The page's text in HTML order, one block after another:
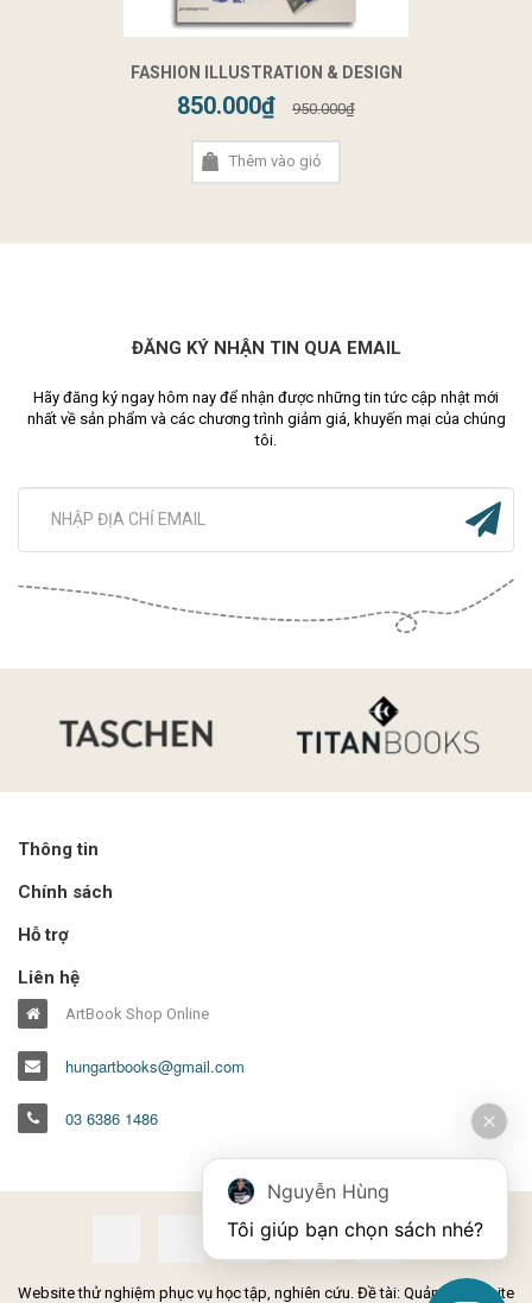
FASHION ILLUSTRATION & DESIGN
850.000₫ 950.000₫
Thêm vào giỏ
ĐĂNG KÝ NHẬN TIN QUA EMAIL
Hãy đăng ký ngay hôm nay để nhận được những tin tức cập nhật mới
nhất về sản phẩm và các chương trình giảm giá, khuyến mại của chúng
tôi.
Thông tin
Chính sách
Hỗ trợ
Liên hệ
ArtBook Shop Online
hungartbooks@gmail.com
03 6386 1486
Website thử nghiệm phục vụ học tập, nghiên cứu. Đề tài: Quản lý Website
Nguyễn Hùng
Tôi giúp bạn chọn sách nhé?